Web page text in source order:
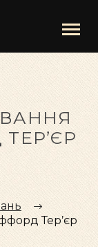
Тер’єр